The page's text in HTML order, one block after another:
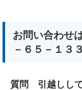
お問い合わせ
－６５－１３
質問 引越しして